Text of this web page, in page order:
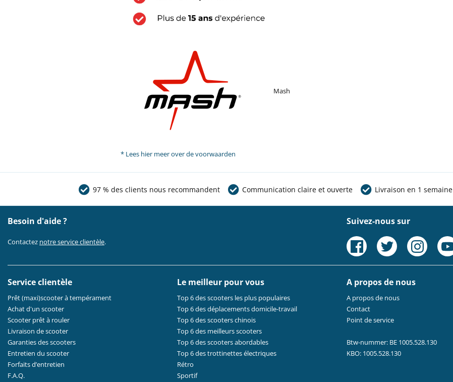
Mash
* Lees hier meer over de voorwaarden
97 % des clients nous recommandent Communication claire et ouverte Livraison en 1 semaine
Besoin d'aide ?
Contactez notre service clientèle.
Suivez-nous sur
Service clientèle
Prêt (maxi)scooter à tempérament
Achat d'un scooter
Scooter prêt à rouler
Livraison de scooter
Garanties des scooters
Entretien du scooter
Forfaits d’entretien
F.A.Q.
Le meilleur pour vous
Top 6 des scooters les plus populaires
Top 6 des déplacements domicile-travail
Top 6 des scooters chinois
Top 6 des meilleurs scooters
Top 6 des scooters abordables
Top 6 des trottinettes électriques
Rétro
Sportif
A propos de nous
A propos de nous
Contact
Point de service
Btw-nummer: BE 1005.528.130
KBO: 1005.528.130